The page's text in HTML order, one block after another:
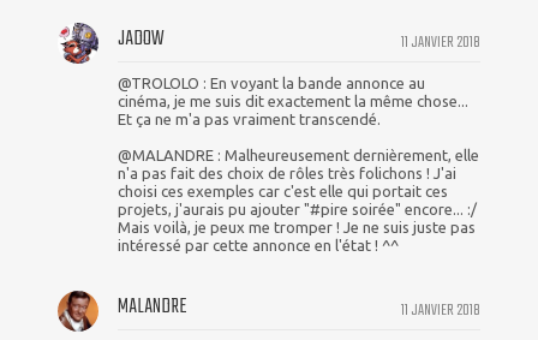
11 JANVIER 2018
JADOW
@TROLOLO : En voyant la bande annonce au
cinéma, je me suis dit exactement la même chose...
Et ça ne m'a pas vraiment transcendé.
@MALANDRE : Malheureusement dernièrement, elle
n'a pas fait des choix de rôles très folichons ! J'ai
choisi ces exemples car c'est elle qui portait ces
projets, j'aurais pu ajouter "#pire soirée" encore... :/
Mais voilà, je peux me tromper ! Je ne suis juste pas
intéressé par cette annonce en l'état ! ^^
11 JANVIER 2018
MALANDRE